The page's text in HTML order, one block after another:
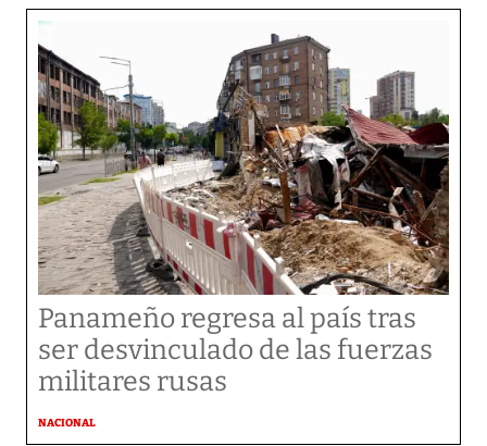
Panameño regresa al país tras
ser desvinculado de las fuerzas
militares rusas
NACIONAL